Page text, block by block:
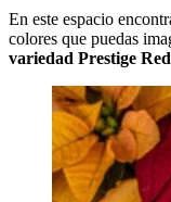
En este espacio
colores que puedas
variedad Prestige Red